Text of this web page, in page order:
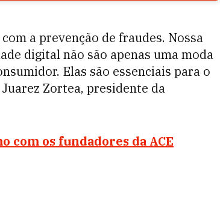
a prevenção de fraudes. Nossa
digital não são apenas uma moda
Elas são essenciais para o
Zortea, presidente da
com os fundadores da ACE